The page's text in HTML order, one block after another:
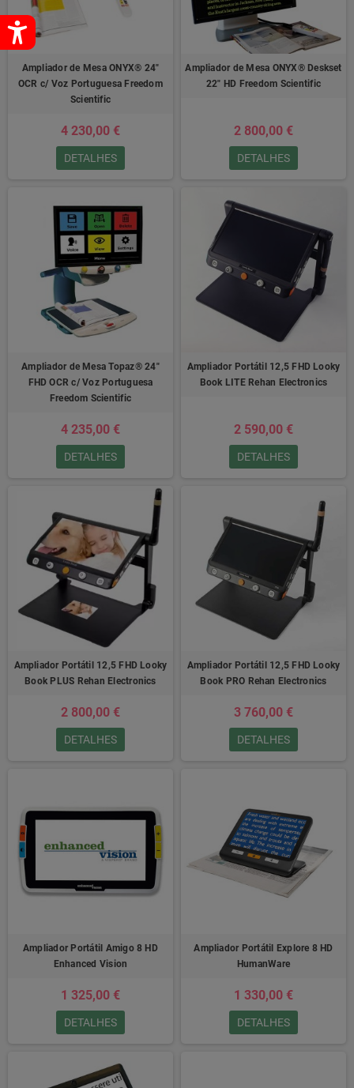
Ampliador de Mesa ONYX® 24"
OCR c/ Voz Portuguesa Freedom
Scientific
4 230,00 €
DETALHES
Ampliador de Mesa ONYX® Deskset
22" HD Freedom Scientific
2 800,00 €
DETALHES
Ampliador de Mesa Topaz® 24"
FHD OCR c/ Voz Portuguesa
Freedom Scientific
4 235,00 €
DETALHES
Ampliador Portátil 12,5 FHD Looky
Book LITE Rehan Electronics
2 590,00 €
DETALHES
Ampliador Portátil 12,5 FHD Looky
Book PLUS Rehan Electronics
2 800,00 €
DETALHES
Ampliador Portátil 12,5 FHD Looky
Book PRO Rehan Electronics
3 760,00 €
DETALHES
Ampliador Portátil Amigo 8 HD
Enhanced Vision
1 325,00 €
DETALHES
Ampliador Portátil Explore 8 HD
HumanWare
1 330,00 €
DETALHES